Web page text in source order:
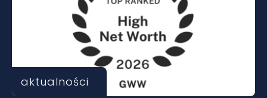
aktualności